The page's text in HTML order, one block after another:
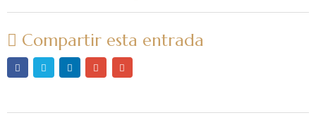
Compartir esta entrada